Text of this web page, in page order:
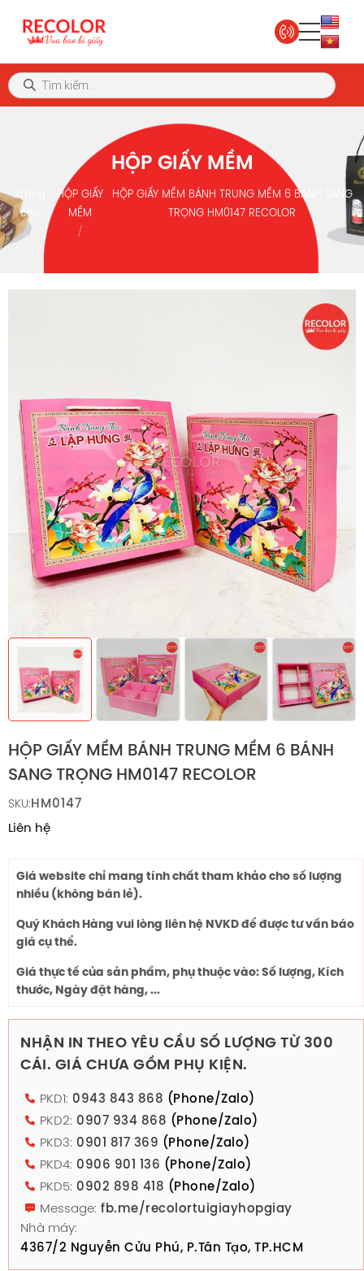
HỘP GIẤY MỀM
Trang
chủ
HỘP GIẤY
MỀM
HỘP GIẤY MỀM BÁNH TRUNG MỀM 6 BÁNH SANG
TRỌNG HM0147 RECOLOR
HỘP GIẤY MỀM BÁNH TRUNG MỀM 6 BÁNH
SANG TRỌNG HM0147 RECOLOR
SKU:HM0147
Liên hệ
Giá website chỉ mang tính chất tham khảo cho số lượng
nhiều (không bán lẻ).
Quý Khách Hàng vui lòng liên hệ NVKD để được tư vấn báo
giá cụ thể.
Giá thực tế của sản phẩm, phụ thuộc vào: Số lượng, Kích
thước, Ngày đặt hàng, ...
NHẬN IN THEO YÊU CẦU SỐ LƯỢNG TỪ 300
CÁI. GIÁ CHƯA GỒM PHỤ KIỆN.
PKD1: 0943 843 868 (Phone/Zalo)
PKD2: 0907 934 868 (Phone/Zalo)
PKD3: 0901 817 369 (Phone/Zalo)
PKD4: 0906 901 136 (Phone/Zalo)
PKD5: 0902 898 418 (Phone/Zalo)
Message: fb.me/recolortuigiayhopgiay
Nhà máy:
4367/2 Nguyễn Cửu Phú, P.Tân Tạo, TP.HCM